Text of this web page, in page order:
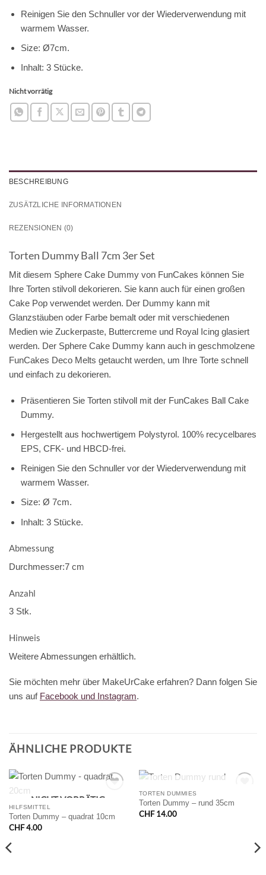
Reinigen Sie den Schnuller vor der Wiederverwendung mit
warmem Wasser.
Size: Ø7cm.
Inhalt: 3 Stücke.
Nicht vorrätig
BESCHREIBUNG
ZUSÄTZLICHE INFORMATIONEN
REZENSIONEN (0)
Torten Dummy Ball 7cm 3er Set
Mit diesem Sphere Cake Dummy von FunCakes können Sie
Ihre Torten stilvoll dekorieren. Sie kann auch für einen großen
Cake Pop verwendet werden. Der Dummy kann mit
Glanzstäuben oder Farbe bemalt oder mit verschiedenen
Medien wie Zuckerpaste, Buttercreme und Royal Icing glasiert
werden. Der Sphere Cake Dummy kann auch in geschmolzene
FunCakes Deco Melts getaucht werden, um Ihre Torte schnell
und einfach zu dekorieren.
Präsentieren Sie Torten stilvoll mit der FunCakes Ball Cake
Dummy.
Hergestellt aus hochwertigem Polystyrol. 100% recycelbares
EPS, CFK- und HBCD-frei.
Reinigen Sie den Schnuller vor der Wiederverwendung mit
warmem Wasser.
Size: Ø 7cm.
Inhalt: 3 Stücke.
Abmessung
Durchmesser:7 cm
Anzahl
3 Stk.
Hinweis
Weitere Abmessungen erhältlich.
Sie möchten mehr über MakeUrCake erfahren? Dann folgen Sie
uns auf Facebook und Instagram.
ÄHNLICHE PRODUKTE
NICHT VORRÄTIG
HILFSMITTEL
Torten Dummy – quadrat 10cm
CHF4.00
NICHT VORRÄTIG
TORTEN DUMMIES
Torten Dummy – rund 35cm
CHF14.00